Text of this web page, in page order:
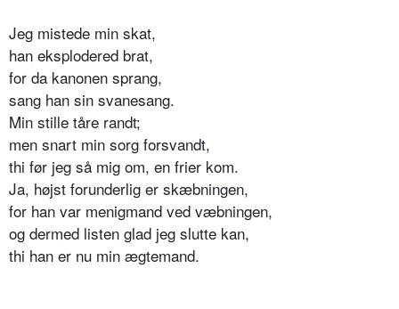
Jeg mistede min skat,
han eksplodered brat,
for da kanonen sprang,
sang han sin svanesang.
Min stille tåre randt;
men snart min sorg forsvandt,
thi før jeg så mig om, en frier kom.
Ja, højst forunderlig er skæbningen,
for han var menigmand ved væbningen,
og dermed listen glad jeg slutte kan,
thi han er nu min ægtemand.